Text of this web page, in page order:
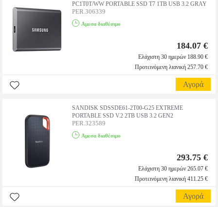
PC1T0T/WW PORTABLE SSD T7 1TB USB 3.2 GRAY
PER.306339
Αμεσα διαθέσιμο
184.07 €
Ελάχιστη 30 ημερών 188.90 €
Προτεινόμενη λιανική 257.70 €
Αγορά
SANDISK SDSSDE61-2T00-G25 EXTREME
PORTABLE SSD V.2 2TB USB 3.2 GEN2
PER.323589
Αμεσα διαθέσιμο
293.75 €
Ελάχιστη 30 ημερών 265.07 €
Προτεινόμενη λιανική 411.25 €
Αγορά